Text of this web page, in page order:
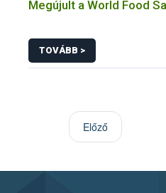
Megújult a World Food
TOVÁBB >
Előző